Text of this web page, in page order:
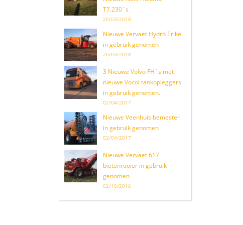
T7.230`s
20/03/2018
Nieuwe Vervaet Hydro Trike
in gebruik genomen
20/03/2018
3 Nieuwe Volvo FH`s met
nieuwe Vocol tankopleggers
in gebruik genomen.
02/04/2017
Nieuwe Veenhuis bemester
in gebruik genomen
02/04/2017
Nieuwe Vervaet 617
bietenrooier in gebruik
genomen
02/10/2016